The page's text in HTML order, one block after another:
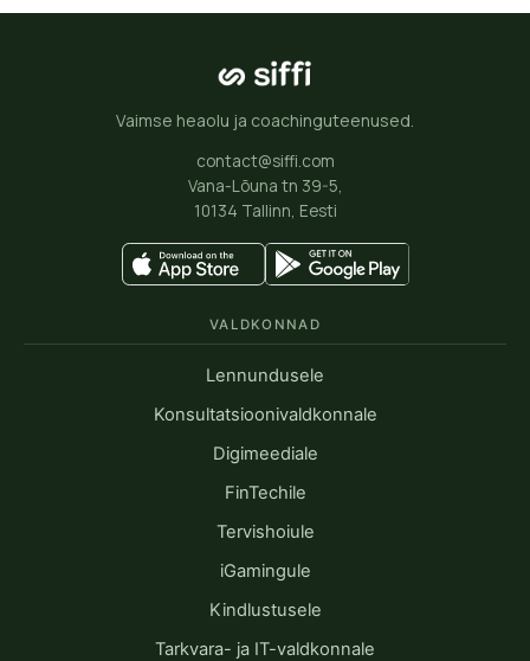
Vaimse heaolu ja coachinguteenused.
contact@siffi.com
Vana-Lõuna tn 39-5,
10134 Tallinn, Eesti
VALDKONNAD
Lennundusele
Konsultatsioonivaldkonnale
Digimeediale
FinTechile
Tervishoiule
iGamingule
Kindlustusele
Tarkvara- ja IT-valdkonnale